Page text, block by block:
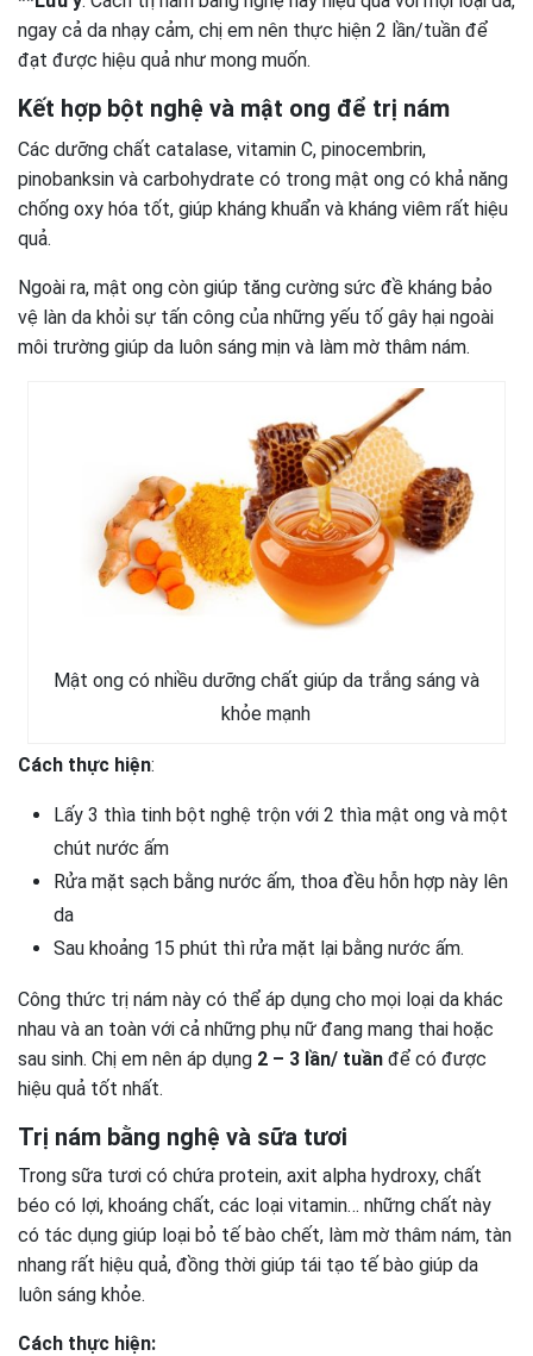
ngay cả da nhạy cảm, chị em nên thực hiện 2 lần/tuần để
đạt được hiệu quả như mong muốn.
Kết hợp bột nghệ và mật ong để trị nám
Các dưỡng chất catalase, vitamin C, pinocembrin,
pinobanksin và carbohydrate có trong mật ong có khả năng
chống oxy hóa tốt, giúp kháng khuẩn và kháng viêm rất hiệu
quả.
Ngoài ra, mật ong còn giúp tăng cường sức đề kháng bảo
vệ làn da khỏi sự tấn công của những yếu tố gây hại ngoài
môi trường giúp da luôn sáng mịn và làm mờ thâm nám.
Mật ong có nhiều dưỡng chất giúp da trắng sáng và
khỏe mạnh
Cách thực hiện:
Lấy 3 thìa tinh bột nghệ trộn với 2 thìa mật ong và một
chút nước ấm
Rửa mặt sạch bằng nước ấm, thoa đều hỗn hợp này lên
da
Sau khoảng 15 phút thì rửa mặt lại bằng nước ấm.
Công thức trị nám này có thể áp dụng cho mọi loại da khác
nhau và an toàn với cả những phụ nữ đang mang thai hoặc
sau sinh. Chị em nên áp dụng 2 – 3 lần/ tuần để có được
hiệu quả tốt nhất.
Trị nám bằng nghệ và sữa tươi
Trong sữa tươi có chứa protein, axit alpha hydroxy, chất
béo có lợi, khoáng chất, các loại vitamin… những chất này
có tác dụng giúp loại bỏ tế bào chết, làm mờ thâm nám, tàn
nhang rất hiệu quả, đồng thời giúp tái tạo tế bào giúp da
luôn sáng khỏe.
Cách thực hiện: